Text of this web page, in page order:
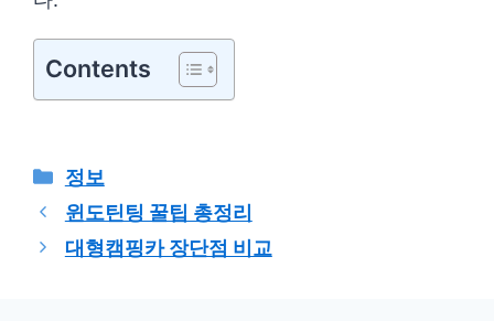
Contents
카
테
고
리
정보
윈도틴팅 꿀팁 총정리
대형캠핑카 장단점 비교